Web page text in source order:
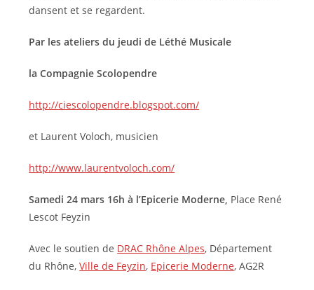
dansent et se regardent.
Par les ateliers du jeudi de Léthé Musicale
la Compagnie Scolopendre
http://ciescolopendre.blogspot.com/
et Laurent Voloch, musicien
http://www.laurentvoloch.com/
Samedi 24 mars 16h à l’Epicerie Moderne, Place René
Lescot Feyzin
Avec le soutien de DRAC Rhône Alpes, Département
du Rhône,Ville de Feyzin, Epicerie Moderne, AG2R